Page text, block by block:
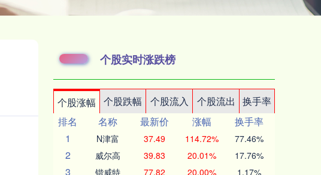
个股实时涨跌榜
个股涨幅 个股跌幅 个股流入 个股流出
换手率
排名
名称 最新价 涨幅
换手率
1
N津富 37.49 114.72% 77.46%
2 威尔高 39.83 20.01% 17.76%
3 锴威特 77.82 20.00% 1.17%